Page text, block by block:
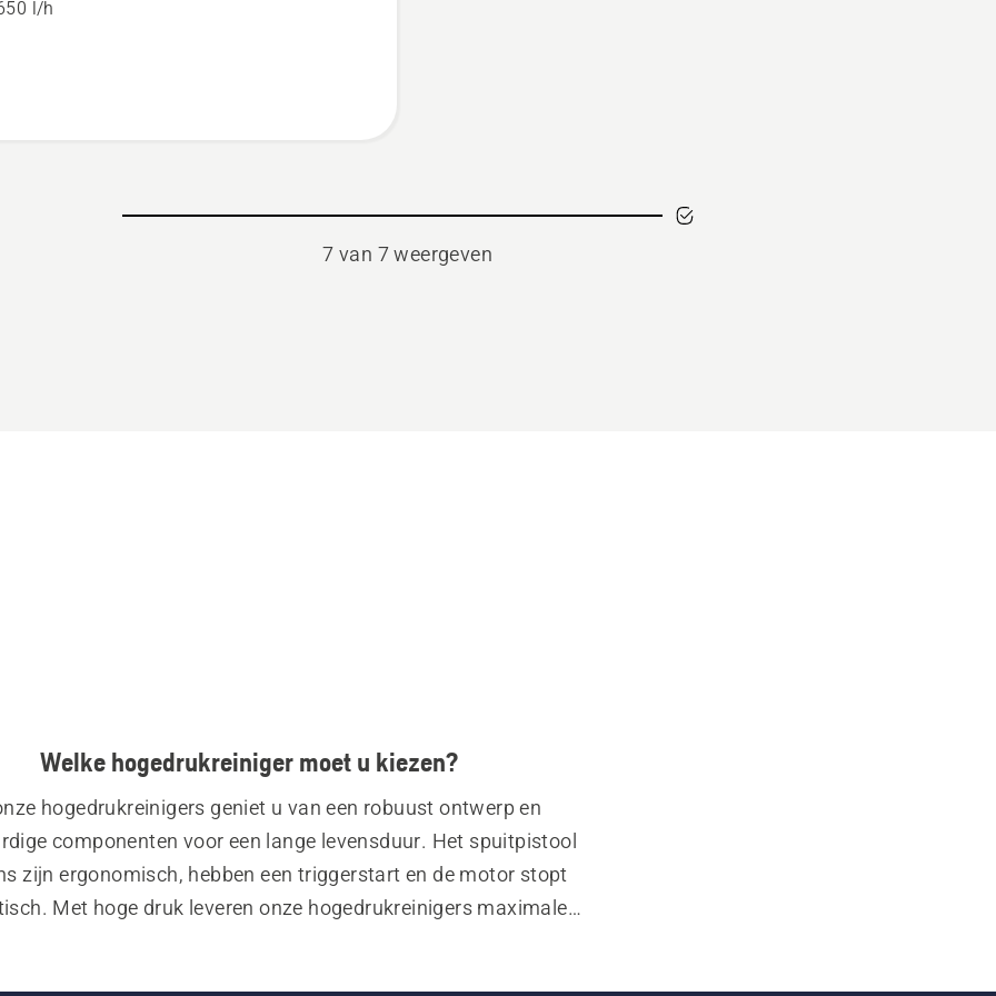
l/h
7 van 7 weergeven
Welke hogedrukreiniger moet u kiezen?
hogedrukreinigers geniet u van een robuust ontwerp en
componenten voor een lange levensduur. Het spuitpistool
zijn ergonomisch, hebben een triggerstart en de motor stopt
Met hoge druk leveren onze hogedrukreinigers maximale